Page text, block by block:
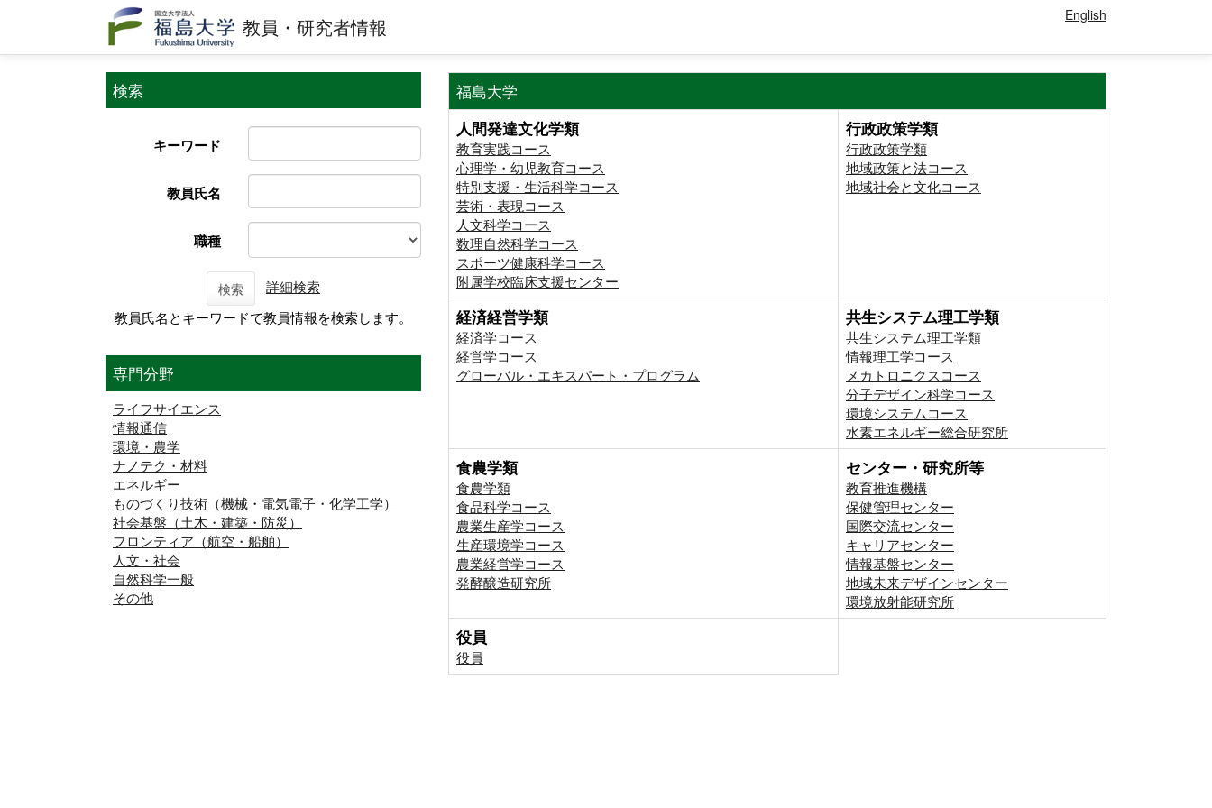
教員・研究者情報 English
検索
キーワード
教員氏名
職種
検索
詳細検索
教員氏名とキーワードで教員情報を検索します。
専門分野
ライフサイエンス
情報通信
環境・農学
ナノテク・材料
エネルギー
ものづくり技術（機械・電気電子・化学工学）
社会基盤（土木・建築・防災）
フロンティア（航空・船舶）
人文・社会
自然科学一般
その他
福島大学
人間発達文化学類
教育実践コース
心理学・幼児教育コース
特別支援・生活科学コース
芸術・表現コース
人文科学コース
数理自然科学コース
スポーツ健康科学コース
附属学校臨床支援センター
行政政策学類
行政政策学類
地域政策と法コース
地域社会と文化コース
経済経営学類
経済学コース
経営学コース
グローバル・エキスパート・プログラム
共生システム理工学類
共生システム理工学類
情報理工学コース
メカトロニクスコース
分子デザイン科学コース
環境システムコース
⽔素エネルギー総合研究所
食農学類
食農学類
食品科学コース
農業生産学コース
生産環境学コース
農業経営学コース
発酵醸造研究所
センター・研究所等
教育推進機構
保健管理センター
国際交流センター
キャリアセンター
情報基盤センター
地域未来デザインセンター
環境放射能研究所
役員
役員